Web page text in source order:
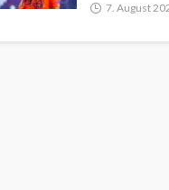
7. August